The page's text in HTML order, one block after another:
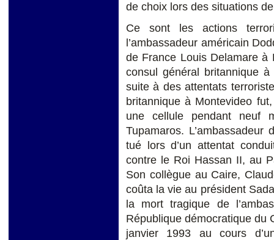
de choix lors des situations
Ce sont les actions
l’ambassadeur américain
de France Louis Delamare à
consul général britannique
suite à des attentats
britannique à Montevideo
une cellule pendant neuf
Tupamaros.
tué lors d’un attentat
contre le Roi Hassan II, au
Son collègue au Caire,
coûta la vie au président
la mort tragique de
République démocratique du
janvier 1993 au cours